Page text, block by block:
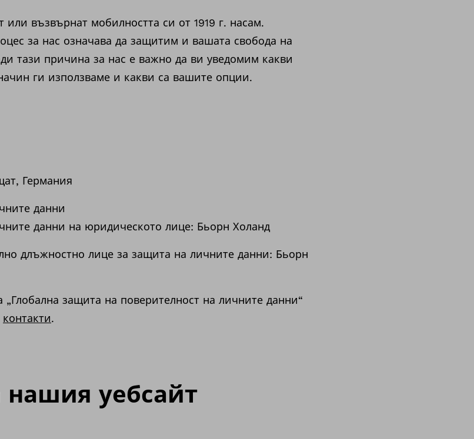
или възвърнат мобилността си от 1919 г. насам.
за нас означава да защитим и вашата свобода на
тази причина за нас е важно да ви уведомим какви
ги използваме и какви са вашите опции.
Германия
данни
данни на юридическото лице: Бьорн Холанд
длъжностно лице за защита на личните данни: Бьорн
защита на поверителност на личните данни“
контакти.
нашия уебсайт